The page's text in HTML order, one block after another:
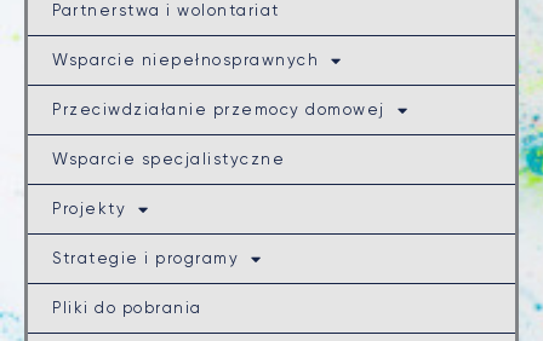
Partnerstwa i wolontariat
Wsparcie niepełnosprawnych
Przeciwdziałanie przemocy domowej
Wsparcie specjalistyczne
Projekty
Strategie i programy
Pliki do pobrania